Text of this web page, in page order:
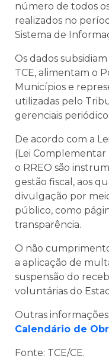
número de todos
realizados no
Sistema de
Os dados
TCE, alimentam o
Municípios e
utilizadas pelo
gerenciais
De acordo com a
(Lei Complementar
o RREO são
gestão fiscal, aos
divulgação por
público, como
transparência.
O não
a aplicação de
suspensão do
voluntárias do
Outras
Calendário de
Fonte: TCE/CE.